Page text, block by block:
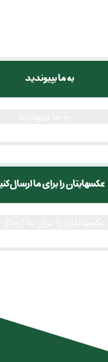
به ما بپیوندید
عکسهایتان را برای ما ارسال